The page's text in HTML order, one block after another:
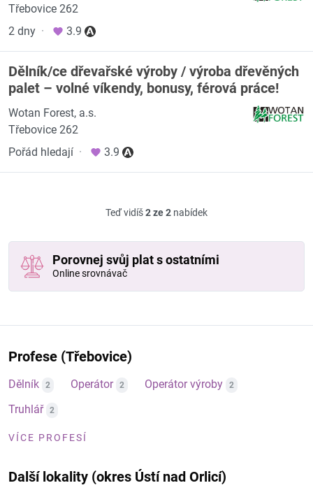
Třebovice 262
2 dny · 3.9
Dělník/ce dřevařské výroby / výroba dřevěných
palet – volné víkendy, bonusy, férová práce!
Wotan Forest, a.s.
Třebovice 262
Pořád hledají · 3.9
Teď vidíš2 ze 2 nabídek
Porovnej svůj plat s ostatními
Online srovnávač
Profese (Třebovice)
Dělník 2 Operátor 2 Operátor výroby 2
Truhlář 2
VÍCE PROFESÍ
Další lokality (okres Ústí nad Orlicí)